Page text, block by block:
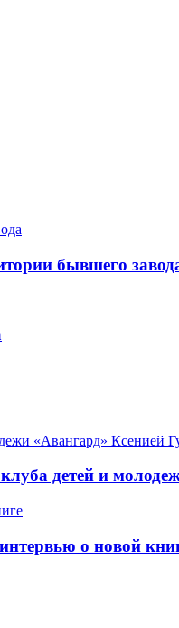
бывшего
детей и
о новой